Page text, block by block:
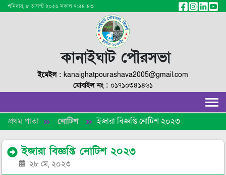
শনিবার, ৮ আগস্ট ২০২৬ সকাল ৭:৪৪:৪৩
কানাইঘাট পৌরসভা
ইমেইল : kanaighatpourashava2005@gmail.com
মোবাইল নং : ০১৭১০৩৪১৪৬১
প্রথম পাতা নোটিশ ইজারা বিজ্ঞপ্তি নোটিশ ২০২৩
ইজারা বিজ্ঞপ্তি নোটিশ ২০২৩
২৮ মে, ২০২৩